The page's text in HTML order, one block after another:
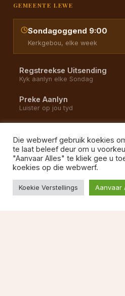
GEMEENTE LEWE
Sondagoggend 9:00
Kerkgebou, elke week
Regstreekse Uitsending
Kyk aanlyn elke Sondag
Preke Aanlyn
Luister op jou tyd
Alle opnames en uitsendings
Gemeente Musiek
Luister na ons liedere
BESOEK ONS
Die webwerf gebruik koekies
te laat beleef deur om u
"Aanvaar Alles" te kliek gee u
koekies op die webwerf.
Koekie Verstellings Aanvaar